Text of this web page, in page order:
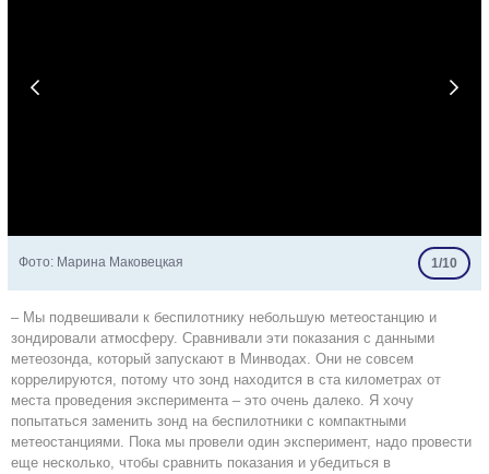
 
Фото: Марина Маковецкая 1/10
– Мы подвешивали к беспилотнику небольшую метеостанцию и
зондировали атмосферу. Сравнивали эти показания с данными
метеозонда, который запускают в Минводах. Они не совсем
коррелируются, потому что зонд находится в ста километрах от
места проведения эксперимента – это очень далеко. Я хочу
попытаться заменить зонд на беспилотники с компактными
метеостанциями. Пока мы провели один эксперимент, надо провести
еще несколько, чтобы сравнить показания и убедиться в